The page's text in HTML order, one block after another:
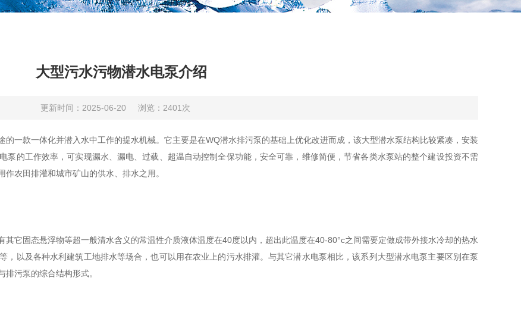
大型污水污物潜水电泵介绍
更新时间：2025-06-20 浏览：2401次
款一体化并潜入水中工作的提水机械。它主要是在WQ潜水排污泵的基础上优化改进而成，该大型潜水泵结构比较紧凑，安装
泵的工作效率，可实现漏水、漏电、过载、超温自动控制全保功能，安全可靠，维修简便，节省各类水泵站的整个建设投资不需
农田排灌和城市矿山的供水、排水之用。
固态悬浮物等超一般清水含义的常温性介质液体温度在40度以内，超出此温度在40-80°c之间需要定做成带外接水冷却的热水
，以及各种水利建筑工地排水等场合，也可以用在农业上的污水排灌。与其它潜水电泵相比，该系列大型潜水电泵主要区别在泵
污泵的综合结构形式。